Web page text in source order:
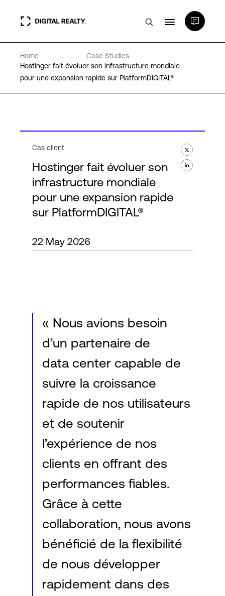
Data Centers
PlatformDIGITAL®
Home ...
Case Studies
Hostinger fait évoluer son infrastructure mondiale
pour une expansion rapide sur PlatformDIGITAL®
Cas client
Hostinger fait évoluer son
infrastructure mondiale
pour une expansion rapide
sur PlatformDIGITAL®
22 May 2026
« Nous avions besoin
d’un partenaire de
data center capable de
suivre la croissance
rapide de nos utilisateurs
et de soutenir
l’expérience de nos
clients en offrant des
performances fiables.
Grâce à cette
collaboration, nous avons
bénéficié de la flexibilité
de nous développer
rapidement dans des